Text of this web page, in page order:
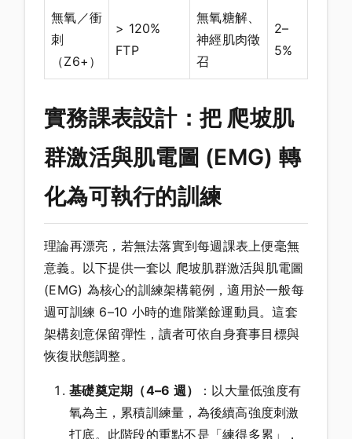
無氧／衝
刺
（Z6+）
> 120%
FTP
無氧糖解、
神經肌肉徵
召
2–
5%
實務課表設計：把 爬坡肌
群激活與肌電圖 (EMG) 轉
化為可執行的訓練
理論再漂亮，若無法落實到每週課表上便毫無
意義。以下提供一套以 爬坡肌群激活與肌電圖
(EMG) 為核心的訓練架構範例，適用於一般每
週可訓練 6–10 小時的進階業餘運動員。這套
架構刻意保留彈性，讀者可依自身賽事目標與
恢復狀態調整。
基礎奠定期（4–6 週）
：以大量低強度有
氧為主，累積訓練量，為後續高強度刺激
打底。此階段的重點不是「練得多累」，